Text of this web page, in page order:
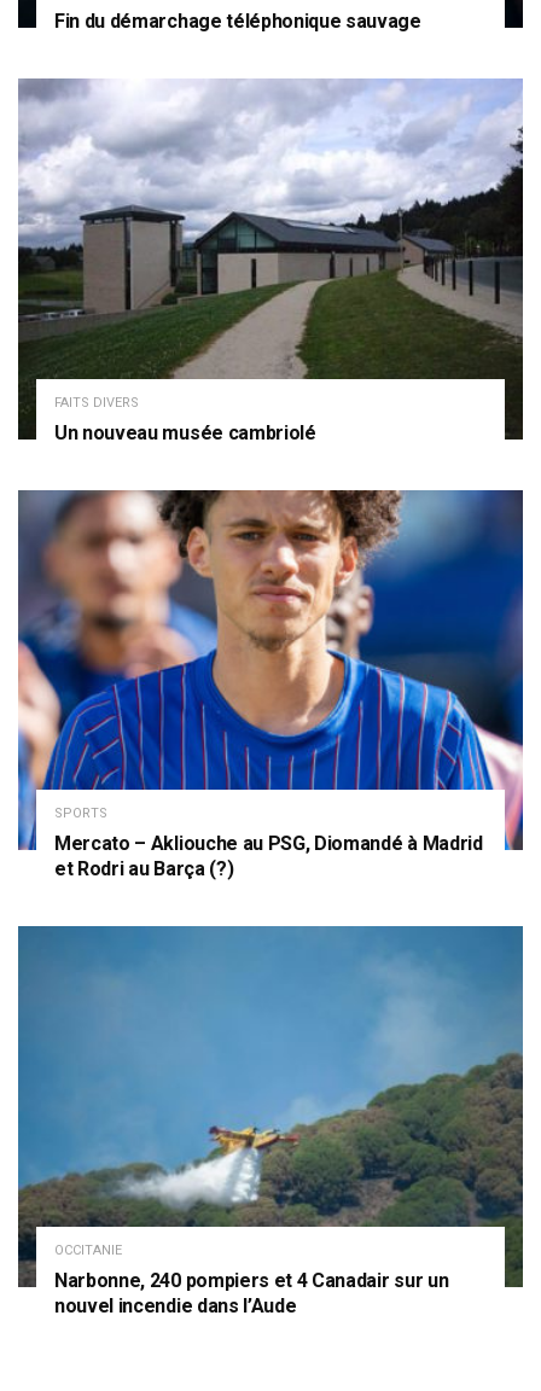
Fin du démarchage téléphonique sauvage
FAITS DIVERS
Un nouveau musée cambriolé
SPORTS
Mercato – Akliouche au PSG, Diomandé à Madrid
et Rodri au Barça (?)
OCCITANIE
Narbonne, 240 pompiers et 4 Canadair sur un
nouvel incendie dans l’Aude